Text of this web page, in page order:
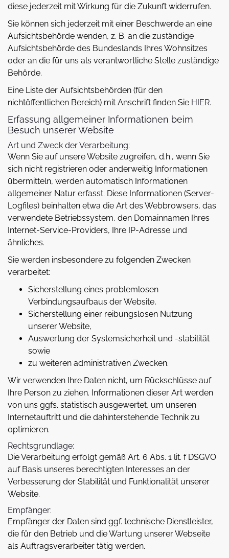
diese jederzeit mit Wirkung für die Zukunft widerrufen.
Sie können sich jederzeit mit einer Beschwerde an eine
Aufsichtsbehörde wenden, z. B. an die zuständige
Aufsichtsbehörde des Bundeslands Ihres Wohnsitzes
oder an die für uns als verantwortliche Stelle zuständige
Behörde.
Eine Liste der Aufsichtsbehörden (für den
nichtöffentlichen Bereich) mit Anschrift finden Sie HIER.
Erfassung allgemeiner Informationen beim
Besuch unserer Website
Art und Zweck der Verarbeitung:
Wenn Sie auf unsere Website zugreifen, d.h., wenn Sie
sich nicht registrieren oder anderweitig Informationen
übermitteln, werden automatisch Informationen
allgemeiner Natur erfasst. Diese Informationen (Server-
Logfiles) beinhalten etwa die Art des Webbrowsers, das
verwendete Betriebssystem, den Domainnamen Ihres
Internet-Service-Providers, Ihre IP-Adresse und
ähnliches.
Sie werden insbesondere zu folgenden Zwecken
verarbeitet:
Sicherstellung eines problemlosen
Verbindungsaufbaus der Website,
Sicherstellung einer reibungslosen Nutzung
unserer Website,
Auswertung der Systemsicherheit und -stabilität
sowie
zu weiteren administrativen Zwecken.
Wir verwenden Ihre Daten nicht, um Rückschlüsse auf
Ihre Person zu ziehen. Informationen dieser Art werden
von uns ggfs. statistisch ausgewertet, um unseren
Internetauftritt und die dahinterstehende Technik zu
optimieren.
Rechtsgrundlage:
Die Verarbeitung erfolgt gemäß Art. 6 Abs. 1 lit. f DSGVO
auf Basis unseres berechtigten Interesses an der
Verbesserung der Stabilität und Funktionalität unserer
Website.
Empfänger:
Empfänger der Daten sind ggf. technische Dienstleister,
die für den Betrieb und die Wartung unserer Webseite
als Auftragsverarbeiter tätig werden.